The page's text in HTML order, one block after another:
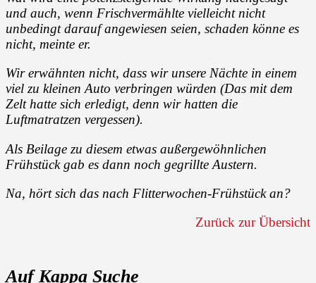
und auch, wenn Frischvermählte vielleicht nicht
unbedingt darauf angewiesen seien, schaden könne es
nicht, meinte er.
Wir erwähnten nicht, dass wir unsere Nächte in einem
viel zu kleinen Auto verbringen würden (Das mit dem
Zelt hatte sich erledigt, denn wir hatten die
Luftmatratzen vergessen).
Als Beilage zu diesem etwas außergewöhnlichen
Frühstück gab es dann noch gegrillte Austern.
Na, hört sich das nach Flitterwochen-Frühstück an?
Zurück zur Übersicht
Auf Kappa Suche